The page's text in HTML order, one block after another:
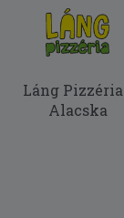
Láng
Alacska